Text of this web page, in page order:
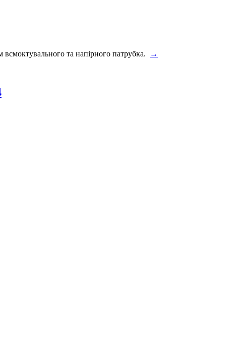
та напірного патрубка. →